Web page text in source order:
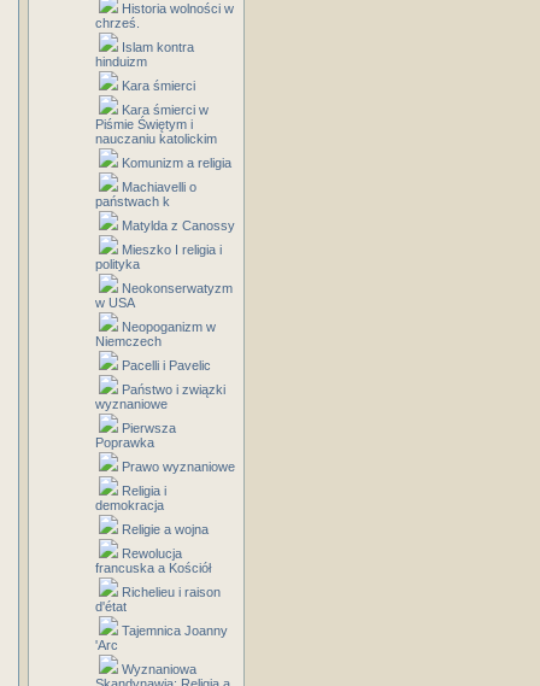
Historia wolności w
chrześ.
Islam kontra
hinduizm
Kara śmierci
Kara śmierci w
Piśmie Świętym i
nauczaniu katolickim
Komunizm a religia
Machiavelli o
państwach k
Matylda z Canossy
Mieszko I religia i
polityka
Neokonserwatyzm
w USA
Neopoganizm w
Niemczech
Pacelli i Pavelic
Państwo i związki
wyznaniowe
Pierwsza
Poprawka
Prawo wyznaniowe
Religia i
demokracja
Religie a wojna
Rewolucja
francuska a Kościół
Richelieu i raison
d'état
Tajemnica Joanny
'Arc
Wyznaniowa